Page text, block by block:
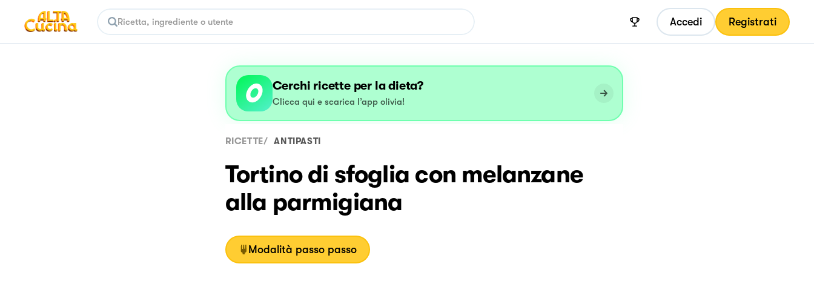
Accedi Registrati
Cerchi ricette per la dieta?
Clicca qui e scarica l’app olivia!
RICETTE/ ANTIPASTI
Tortino di sfoglia con melanzane
alla parmigiana
Modalità passo passo